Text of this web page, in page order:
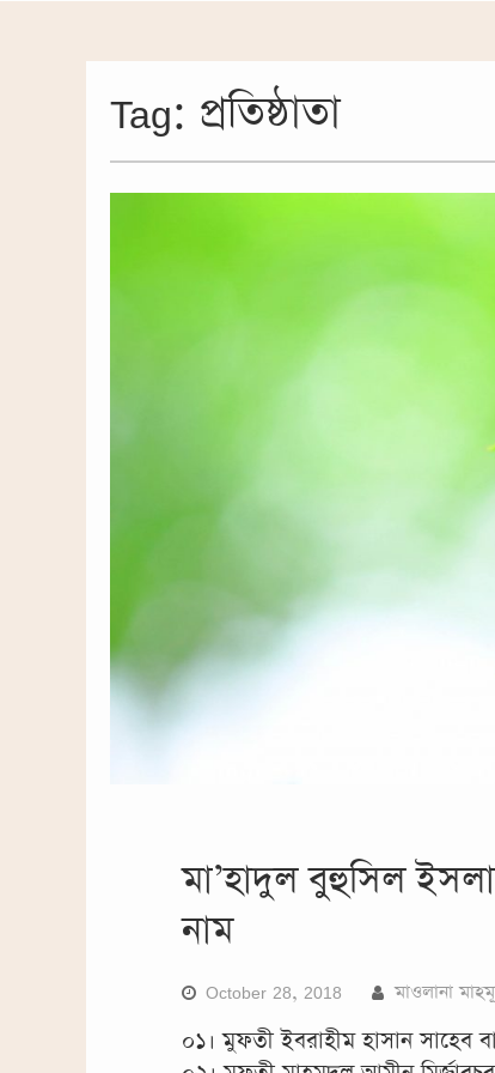
Tag: প্রতিষ্ঠাতা
মা’হাদুল বুহুসিল
নাম
October 28, 2018 মাওলানা
০১। মুফতী ইবরাহীম হাসান সাহেব